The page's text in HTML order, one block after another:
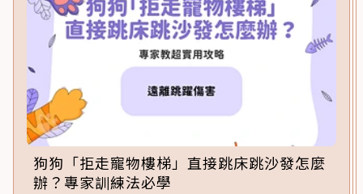
狗狗「拒走寵物樓梯」直接跳床跳沙發怎麼
辦？專家訓練法必學